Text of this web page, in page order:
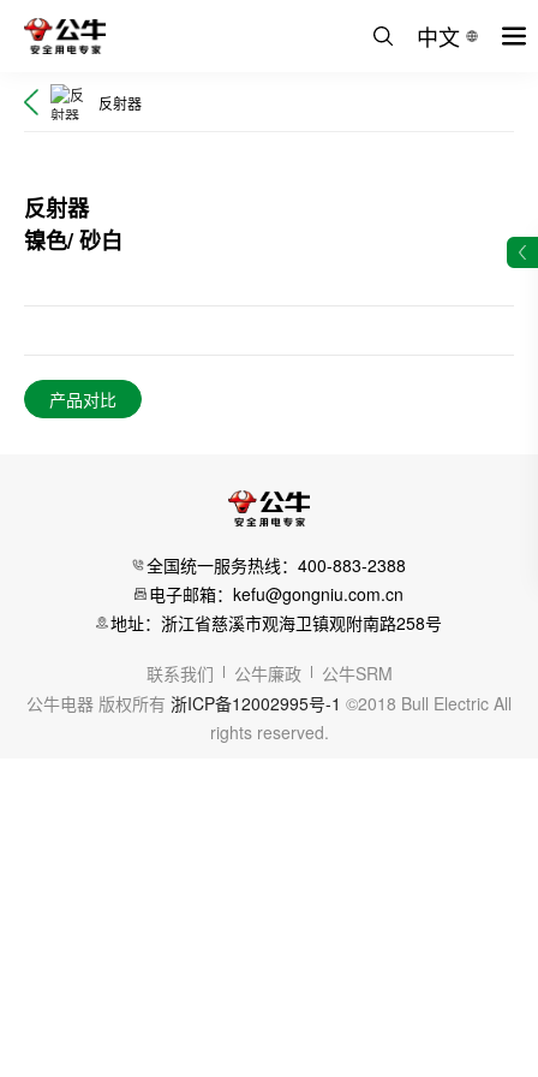
中文
反射器
反射器
镍色/ 砂白
产品对比
全国统一服务热线：400-883-2388
电子邮箱：kefu@gongniu.com.cn
地址：浙江省慈溪市观海卫镇观附南路258号
联系我们 公牛廉政
公牛SRM
公牛电器 版权所有 浙ICP备12002995号-1 ©2018 Bull Electric All
rights reserved.